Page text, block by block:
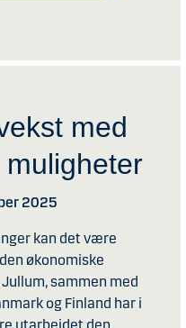
med
2025
kan det være
økonomiske
sammen med
og Finland har i
utarbeidet den